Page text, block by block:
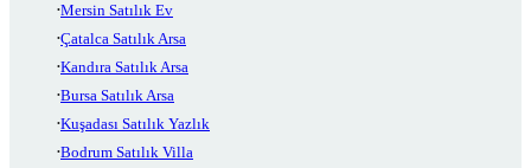
Mersin Satılık Ev
Çatalca Satılık Arsa
Kandıra Satılık Arsa
Bursa Satılık Arsa
Kuşadası Satılık Yazlık
Bodrum Satılık Villa